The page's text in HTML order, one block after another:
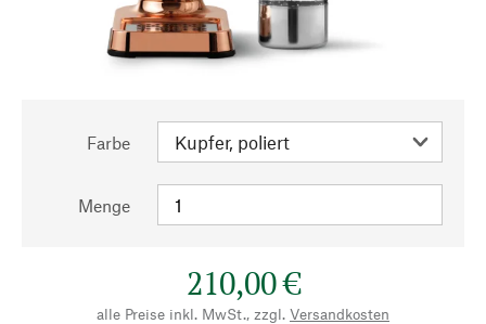
Farbe
Menge
210,00 €
alle Preise inkl. MwSt., zzgl. Versandkosten